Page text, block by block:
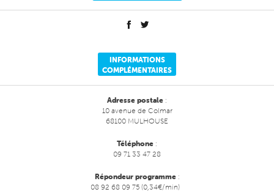
INFORMATIONS
COMPLÉMENTAIRES
Adresse postale :
10 avenue de Colmar
68100 MULHOUSE
Téléphone :
09 71 33 47 28
Répondeur programme:
08 92 68 09 75 (0,34€/min)